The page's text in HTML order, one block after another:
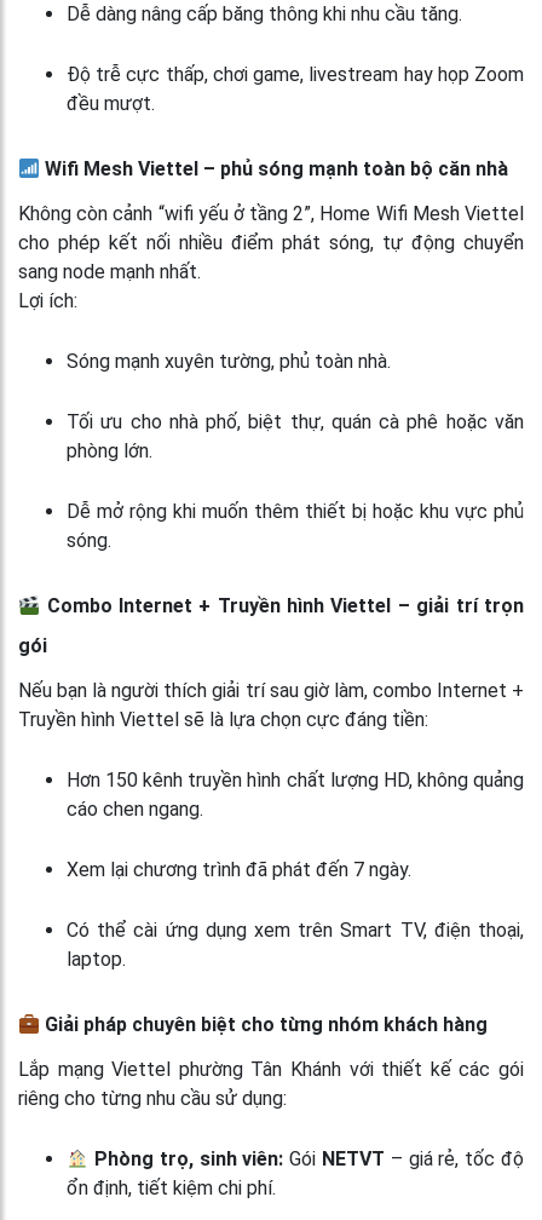
Dễ dàng nâng cấp băng thông khi nhu cầu tăng.
Độ trễ cực thấp, chơi game, livestream hay họp Zoom
đều mượt.
Wifi Mesh Viettel – phủ sóng mạnh toàn bộ căn nhà
Không còn cảnh “wifi yếu ở tầng 2”, Home Wifi Mesh Viettel
cho phép kết nối nhiều điểm phát sóng, tự động chuyển
sang node mạnh nhất.
Lợi ích:
Sóng mạnh xuyên tường, phủ toàn nhà.
Tối ưu cho nhà phố, biệt thự, quán cà phê hoặc văn
phòng lớn.
Dễ mở rộng khi muốn thêm thiết bị hoặc khu vực phủ
sóng.
Combo Internet + Truyền hình Viettel – giải trí trọn
gói
Nếu bạn là người thích giải trí sau giờ làm, combo Internet +
Truyền hình Viettel sẽ là lựa chọn cực đáng tiền:
Hơn 150 kênh truyền hình chất lượng HD, không quảng
cáo chen ngang.
Xem lại chương trình đã phát đến 7 ngày.
Có thể cài ứng dụng xem trên Smart TV, điện thoại,
laptop.
Giải pháp chuyên biệt cho từng nhóm khách hàng
Lắp mạng Viettel phường Tân Khánh với thiết kế các gói
riêng cho từng nhu cầu sử dụng:
Phòng trọ, sinh viên: Gói NETVT – giá rẻ, tốc độ
ổn định, tiết kiệm chi phí.